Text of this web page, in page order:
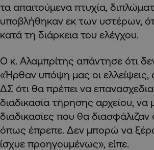
τα απαιτούμενα πτυχία,
υποβλήθηκαν εκ των υστέρων,
κατά τη διάρκεια του ελέγχου.
Ο κ. Αλαμπρίτης απάντησε ότι
«Ήρθαν υπόψη μας οι
ΔΣ ότι θα πρέπει να
διαδικασία τήρησης αρχείου, να
διαδικασίες που θα διασφάλιζαν
όπως έπρεπε. Δεν μπορώ να
ίσχυε προηγουμένως», είπε.